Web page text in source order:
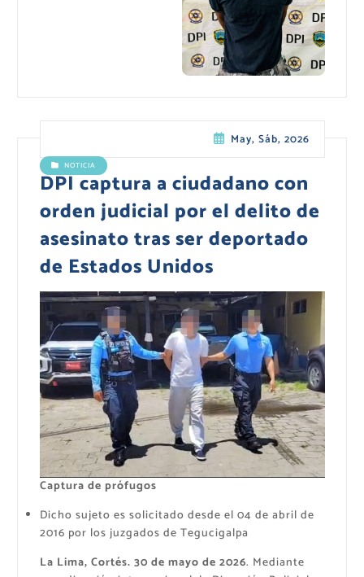
May, Sáb, 2026
NOTICIA
DPI captura a ciudadano con
orden judicial por el delito de
asesinato tras ser deportado
de Estados Unidos
Captura de prófugos
Dicho sujeto es solicitado desde el 04 de abril de
2016 por los juzgados de Tegucigalpa
La Lima, Cortés. 30 de mayo de 2026. Mediante